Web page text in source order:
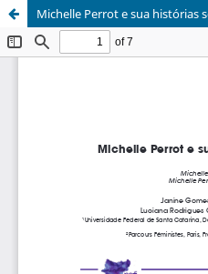
Michelle Perrot e sua histórias